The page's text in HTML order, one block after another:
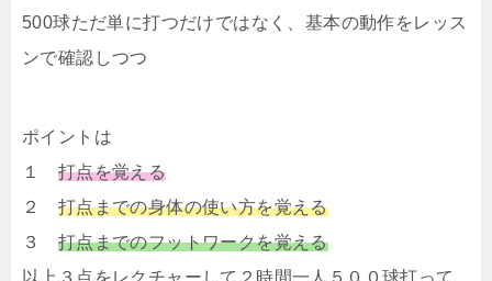
500球ただ単に打つだけではなく、基本の動作をレッス
ンで確認しつつ
ポイントは
１ 打点を覚える
２ 打点までの身体の使い方を覚える
３ 打点までのフットワークを覚える